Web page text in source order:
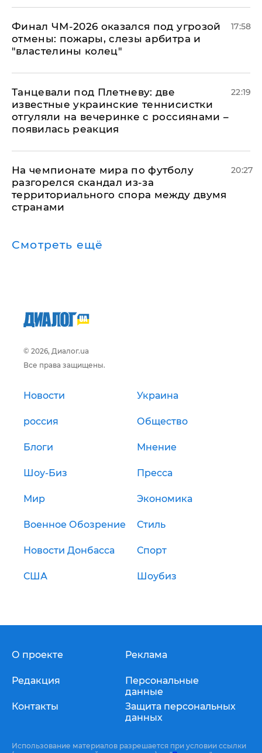
Финал ЧМ-2026 оказался под угрозой
отмены: пожары, слезы арбитра и
"властелины колец"
17:58
Танцевали под Плетневу: две
известные украинские теннисистки
отгуляли на вечеринке с россиянами –
появилась реакция
22:19
На чемпионате мира по футболу
разгорелся скандал из-за
территориального спора между двумя
странами
20:27
Смотреть ещё
© 2026, Диалог.ua
Все права защищены.
Новости Украина
россия Общество
Блоги Мнение
Шоу-Биз Пресса
Мир Экономика
Военное Обозрение Стиль
Новости Донбасса Спорт
США Шоубиз
О проекте
Редакция
Контакты
Реклама
Персональные
данные
Защита персональных
данных
Использование материалов разрешается при условии ссылки